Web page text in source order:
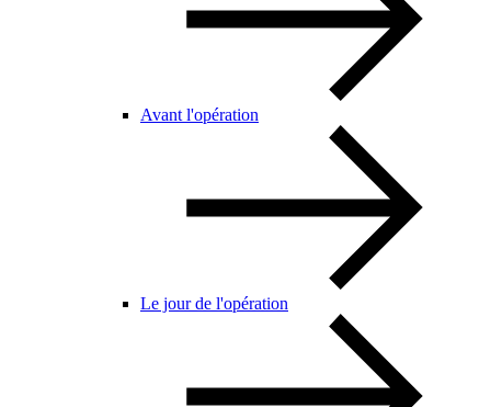
Avant l'opération
Le jour de l'opération